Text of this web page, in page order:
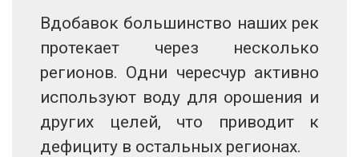
Вдобавок большинство наших рек
протекает через несколько
регионов. Одни чересчур активно
используют воду для орошения и
других целей, что приводит к
дефициту в остальных регионах.